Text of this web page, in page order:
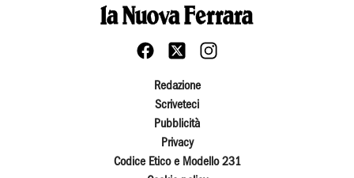
Redazione
Scriveteci
Pubblicità
Privacy
Codice Etico e Modello 231